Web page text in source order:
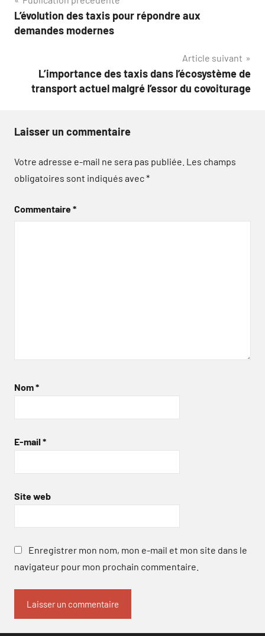
de
L’évolution des taxis pour répondre aux
demandes modernes
Article suivant
L’importance des taxis dans l’écosystème de
transport actuel malgré l’essor du covoiturage
Laisser un commentaire
Votre adresse e-mail ne sera pas publiée. Les champs
obligatoires sont indiqués avec*
Commentaire*
Nom*
E-mail *
Site web
Enregistrer mon nom, mon e-mail et mon site dans le
navigateur pour mon prochain commentaire.